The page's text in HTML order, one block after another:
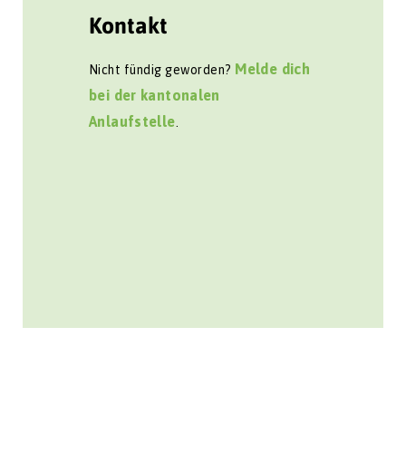
Kontakt
Nicht fündig geworden? Melde dich
bei der kantonalen
Anlaufstelle